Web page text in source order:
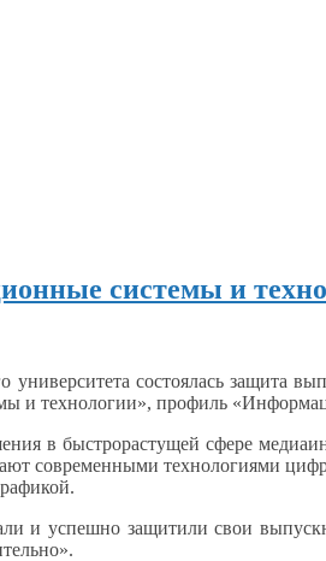
системы и
университета состоялась защита
и технологии», профиль
в быстрорастущей сфере
современными технологиями
и успешнозащитили свои